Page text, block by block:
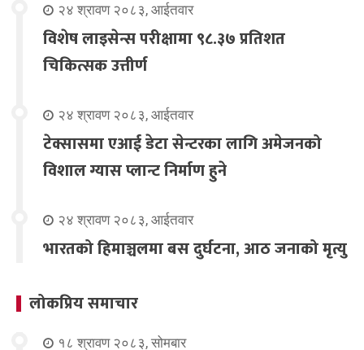
२४ श्रावण २०८३, आईतवार
विशेष लाइसेन्स परीक्षामा ९८.३७ प्रतिशत
चिकित्सक उत्तीर्ण
२४ श्रावण २०८३, आईतवार
टेक्सासमा एआई डेटा सेन्टरका लागि अमेजनको
विशाल ग्यास प्लान्ट निर्माण हुने
२४ श्रावण २०८३, आईतवार
भारतको हिमाञ्चलमा बस दुर्घटना, आठ जनाको मृत्यु
लोकप्रिय समाचार
१८ श्रावण २०८३, सोमबार